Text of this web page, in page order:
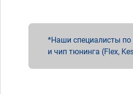
Наши специалисты
и чип тюнинга (Flex,